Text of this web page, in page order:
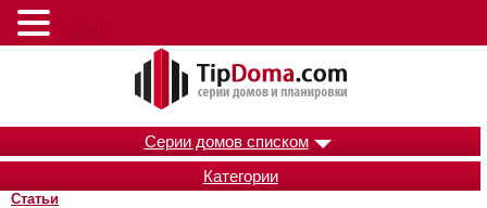
Серии домов списком
Категории
Статьи